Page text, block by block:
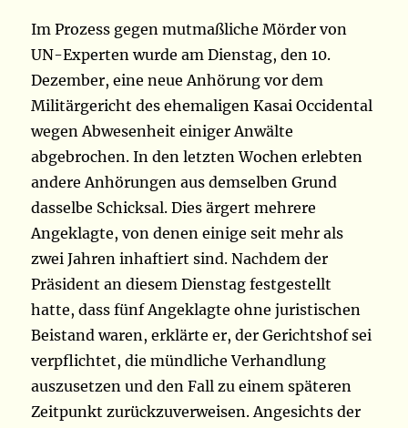
Im Prozess gegen mutmaßliche Mörder von
UN-Experten wurde am Dienstag, den 10.
Dezember, eine neue Anhörung vor dem
Militärgericht des ehemaligen Kasai Occidental
wegen Abwesenheit einiger Anwälte
abgebrochen. In den letzten Wochen erlebten
andere Anhörungen aus demselben Grund
dasselbe Schicksal. Dies ärgert mehrere
Angeklagte, von denen einige seit mehr als
zwei Jahren inhaftiert sind. Nachdem der
Präsident an diesem Dienstag festgestellt
hatte, dass fünf Angeklagte ohne juristischen
Beistand waren, erklärte er, der Gerichtshof sei
verpflichtet, die mündliche Verhandlung
auszusetzen und den Fall zu einem späteren
Zeitpunkt zurückzuverweisen. Angesichts der